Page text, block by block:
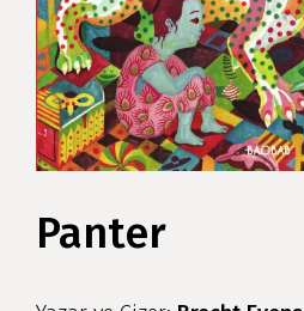
Panter